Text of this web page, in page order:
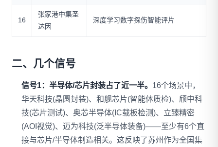
16
张家港中集圣
达因
深度学习数字探伤智能评片
二、几个信号
信号1：半导体/芯片封装占了近一半。 16个场景中，
华天科技(晶圆封装)、和舰芯片(智能体质检)、颀中科
技(芯片测试)、奥芯半导体(IC载板检测)、立臻精密
(AOI视觉)、迈为科技(泛半导体装备)——至少有6个直
接与芯片/半导体制造相关。这反映了苏州作为全国集